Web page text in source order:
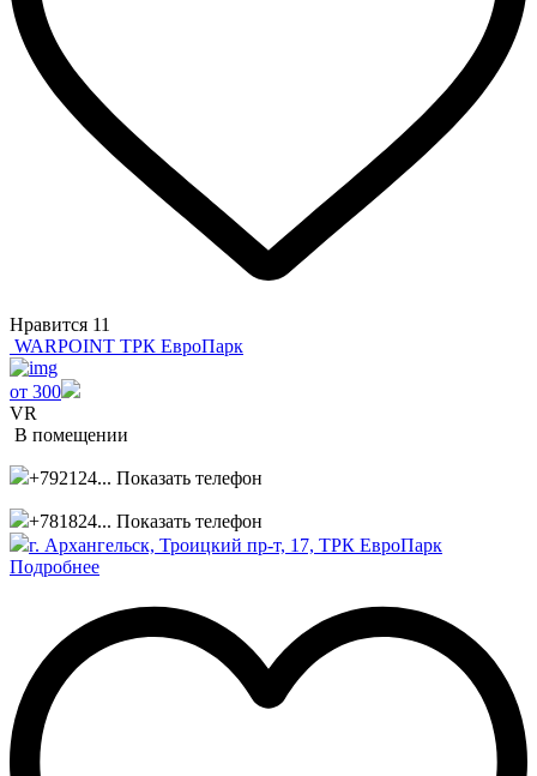
Нравится 11
WARPOINT ТРК ЕвроПарк
от 300
VR
В помещении
+792124... Показать телефон
+781824... Показать телефон
г. Архангельск, Троицкий пр-т, 17, ТРК ЕвроПарк
Подробнее